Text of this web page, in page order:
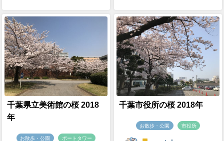
千葉県立美術館の桜 2018
年
お散歩・公園 ポートタワー
千葉市役所の桜 2018年
お散歩・公園 市役所